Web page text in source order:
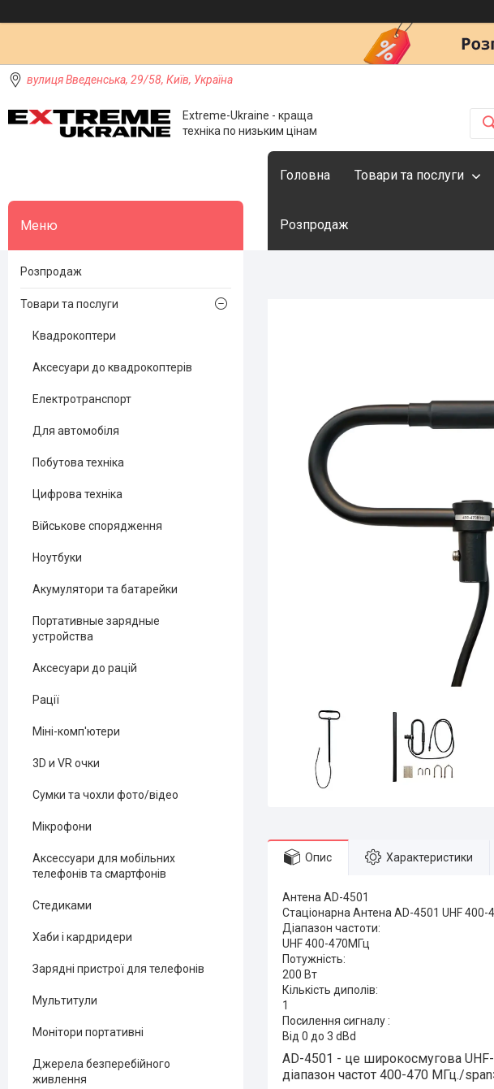
вулиця Введенська, 29/58, Київ, Україна
Extreme-Ukraine - краща
техніка по низьким цінам
Головна Товари та послуги
Розпродаж
Опис Характеристики
Антена AD-4501
Стаціонарна Антена AD-4501 UHF
Діапазон частоти:
UHF 400-470МГц
Потужність:
200 Вт
Кількість диполів:
1
Посилення сигналу :
Від 0 до 3 dBd
AD-4501 - це широкосмугова
діапазон частот 400-470 МГц./
Розпродаж
Товари та послуги
Квадрокоптери
Аксесуари до квадрокоптерів
Електротранспорт
Для автомобіля
Побутова техніка
Цифрова техніка
Військове спорядження
Ноутбуки
Акумулятори та батарейки
Портативные зарядные
устройства
Аксесуари до рацій
Рації
Міні-комп'ютери
3D и VR очки
Сумки та чохли фото/відео
Мікрофони
Аксессуари для мобільних
телефонів та смартфонів
Стедиками
Хаби і кардридери
Зарядні пристрої для телефонів
Мультитули
Монітори портативні
Джерела безперебійного
живлення